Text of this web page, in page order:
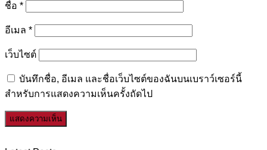
ชื่อ *
อีเมล *
เว็บไซต์
บันทึกชื่อ, อีเมล และชื่อเว็บไซต์ของฉันบนเบราว์เซอร์นี้
สำหรับการแสดงความเห็นครั้งถัดไป